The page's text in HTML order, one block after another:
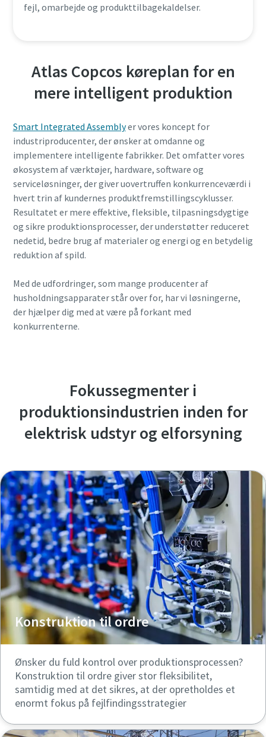
fejl, omarbejde og produkttilbagekaldelser.
Atlas Copcos køreplan for en
mere intelligent produktion
Smart Integrated Assemblyer vores koncept for
industriproducenter, der ønsker at omdanne og
implementere intelligente fabrikker. Det omfatter vores
økosystem af værktøjer, hardware, software og
serviceløsninger, der giver uovertruffen konkurrenceværdi i
hvert trin af kundernes produktfremstillingscyklusser.
Resultatet er mere effektive, fleksible, tilpasningsdygtige
og sikre produktionsprocesser, der understøtter reduceret
nedetid, bedre brug af materialer og energi og en betydelig
reduktion af spild.
Med de udfordringer, som mange producenter af
husholdningsapparater står over for, har vi løsningerne,
der hjælper dig med at være på forkant med
konkurrenterne.
Fokussegmenter i
produktionsindustrien inden for
elektrisk udstyr og elforsyning
Konstruktion til ordre
Ønsker du fuld kontrol over produktionsprocessen?
Konstruktion til ordre giver stor fleksibilitet,
samtidig med at det sikres, at der opretholdes et
enormt fokus på fejlfindingsstrategier